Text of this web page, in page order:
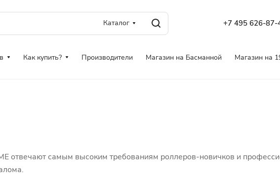
Каталог +7 495 626-87-
Как купить? Производители Магазин на Басманной Магазин на
отвечают самым высоким требованиям роллеров-новичков и